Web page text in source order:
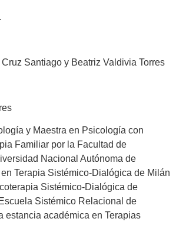
Santiago y Beatriz Valdivia Torres
y Maestra en Psicología con
Familiar por la Facultad de
Nacional Autónoma de
Terapia Sistémico-Dialógica de Milán
Sistémico-Dialógica de
Sistémico Relacional de
estancia académica en Terapias